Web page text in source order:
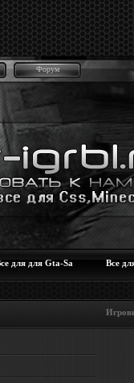
Форум
для для Gta-Sa Все
Игровые